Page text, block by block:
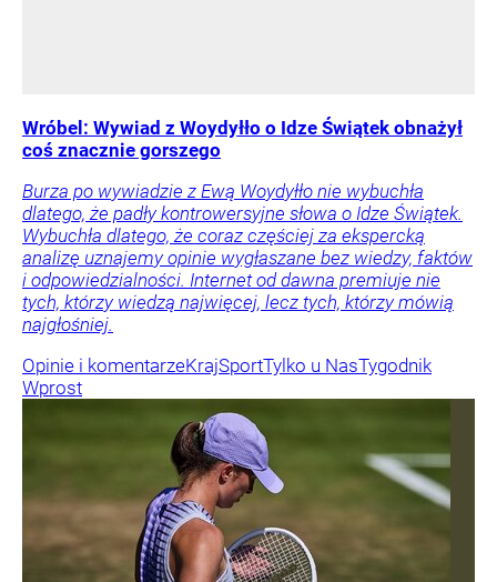
Wróbel: Wywiad z Woydyłło o Idze Świątek obnażył
coś znacznie gorszego
Burza po wywiadzie z Ewą Woydyłło nie wybuchła
dlatego, że padły kontrowersyjne słowa o Idze Świątek.
Wybuchła dlatego, że coraz częściej za ekspercką
analizę uznajemy opinie wygłaszane bez wiedzy, faktów
i odpowiedzialności. Internet od dawna premiuje nie
tych, którzy wiedzą najwięcej, lecz tych, którzy mówią
najgłośniej.
Opinie i komentarzeKrajSportTylko u NasTygodnik
Wprost